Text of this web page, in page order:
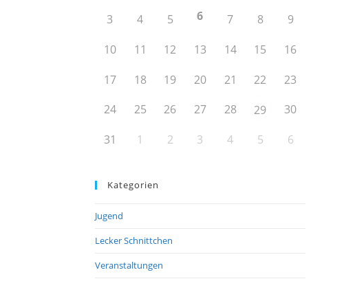
3
4 5 6 7 8
9
10
11 12 13 14 15
16
17
18 19 20 21 22
23
24
25 26 27 28 29
30
31
1 2 3 4 5 6
Kategorien
Jugend
Lecker Schnittchen
Veranstaltungen